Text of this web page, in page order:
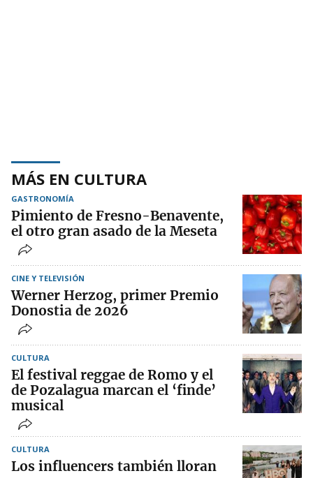
MÁS EN CULTURA
GASTRONOMÍA
Pimiento de Fresno-Benavente,
el otro gran asado de la Meseta
CINE Y TELEVISIÓN
Werner Herzog, primer Premio
Donostia de 2026
CULTURA
El festival reggae de Romo y el
de Pozalagua marcan el ‘finde’
musical
CULTURA
Los influencers también lloran